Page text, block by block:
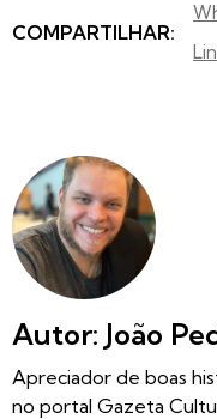
COMPARTILHAR:
Autor: João
Apreciador de boas
no portal Gazeta